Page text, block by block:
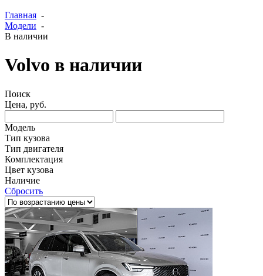
Главная -
Модели -
В наличии
Volvo в наличии
Поиск
Цена, руб.
Модель
Тип кузова
Тип двигателя
Комплектация
Цвет кузова
Наличие
Сбросить